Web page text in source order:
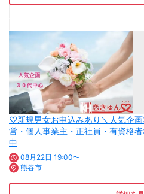
♡新規男女お申込みあり＼人気企
営・個人事業主・正社員・有資格
中
08月22日 19:00〜
熊谷市